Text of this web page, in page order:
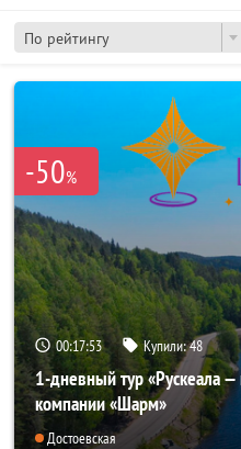
По рейтингу
-50%
00:17:53 Купили:48
1-дневный тур «Рускеала
компании «Шарм»
Достоевская